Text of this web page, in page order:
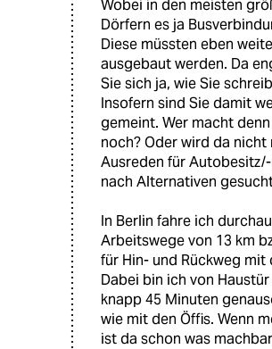
Wobei in den meisten
Dörfern es ja
Diese müssten eben
ausgebaut werden. Da
Sie sich ja, wie Sie
Insofern sind Sie damit
gemeint. Wer macht
noch? Oder wird da nicht
Ausreden für
nach Alternativen
In Berlin fahre ich
Arbeitswege von 13 km
für Hin- und Rückweg mit
Dabei bin ich von
knapp 45 Minuten
wie mit den Öffis. Wenn
ist da schon was